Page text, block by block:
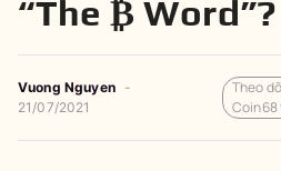
“The ₿ Word”?
Vuong Nguyen
-
21/07/2021
Theo
Coin68